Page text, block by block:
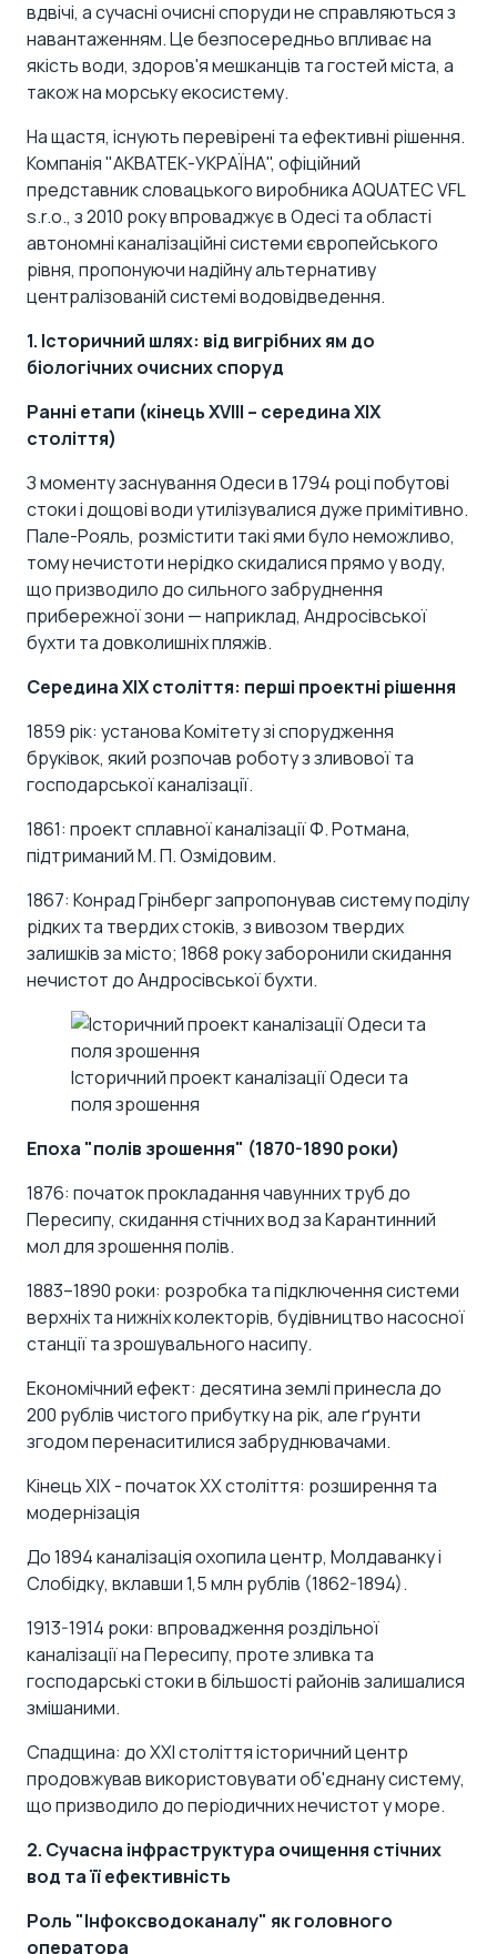
вдвічі, а сучасні очисні споруди не справляються з
навантаженням. Це безпосередньо впливає на
якість води, здоров'я мешканців та гостей міста, а
також на морську екосистему.
На щастя, існують перевірені та ефективні рішення.
Компанія "АКВАТЕК-УКРАЇНА", офіційний
представник словацького виробника AQUATEC VFL
s.r.o., з 2010 року впроваджує в Одесі та області
автономні каналізаційні системи європейського
рівня, пропонуючинадійну альтернативу
централізованій системі водовідведення.
1. Історичний шлях: від вигрібних ям до
біологічних очисних споруд
Ранні етапи (кінець XVIII – середина XIX
століття)
З моменту заснування Одеси в 1794 році побутові
стоки і дощові води утилізувалися дуже примітивно.
Пале-Рояль, розмістити такі ями було неможливо,
тому нечистоти нерідко скидалися прямо у воду,
що призводило до сильного забруднення
прибережної зони — наприклад, Андросівської
бухти та довколишніх пляжів.
Середина ХІХ століття: перші проектні рішення
1859 рік: установа Комітету зі спорудження
бруківок, який розпочав роботу з зливової та
господарської каналізації.
1861: проект сплавної каналізації Ф. Ротмана,
підтриманий М. П. Озмідовим.
1867: Конрад Грінберг запропонував систему поділу
рідких та твердих стоків, з вивозом твердих
залишків за місто; 1868 року заборонили скидання
нечистот до Андросівської бухти.
Історичний проект каналізації Одеси та
поля зрошення
Епоха "полів зрошення" (1870-1890 роки)
1876: початок прокладання чавунних труб до
Пересипу, скидання стічних вод за Карантинний
мол для зрошення полів.
1883–1890 роки: розробка та підключення системи
верхніх та нижніх колекторів, будівництво насосної
станціїта зрошувального насипу.
Економічний ефект: десятина землі принесла до
200 рублів чистого прибутку на рік, але ґрунти
згодом перенаситилися забруднювачами.
Кінець XIX - початок XX століття: розширення та
модернізація
До 1894 каналізація охопила центр, Молдаванку і
Слобідку, вклавши 1,5 млн рублів (1862-1894).
1913-1914 роки: впровадження роздільної
каналізації на Пересипу, проте зливка та
господарські стоки в більшості районів залишалися
змішаними.
Спадщина: до XXI століття історичний центр
продовжував використовувати об'єднану систему,
що призводило до періодичних нечистот у море.
2. Сучасна інфраструктура очищення стічних
вод та її ефективність
Роль "Інфоксводоканалу" як головного
оператора